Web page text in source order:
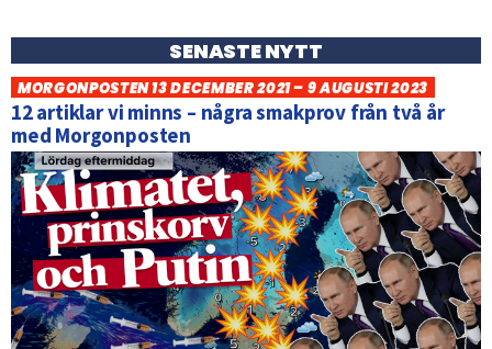
SENASTE NYTT
MORGONPOSTEN 13 DECEMBER 2021 – 9 AUGUSTI 2023
12 artiklar vi minns – några smakprov från två år
med Morgonposten